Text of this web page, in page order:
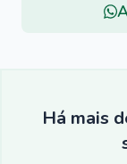
Há mais